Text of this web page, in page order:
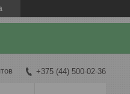
+375 (44) 500-02-36